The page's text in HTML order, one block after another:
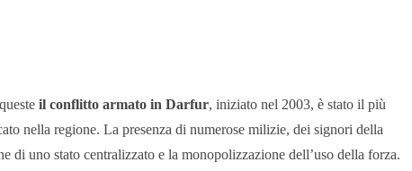
il conflitto armato in Darfur, iniziato nel 2003, è stato il più
nella regione. La presenza di numerose milizie, dei signori della
di uno stato centralizzato e la monopolizzazione dell’uso della forza.